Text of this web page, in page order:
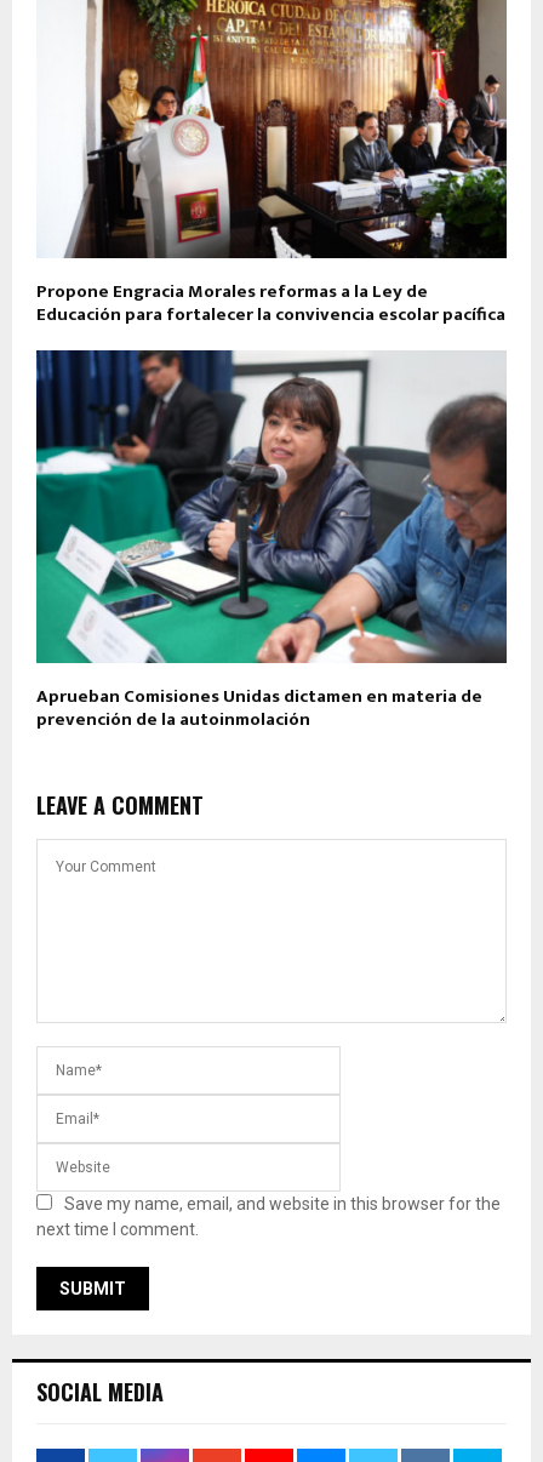
Propone Engracia Morales reformas a la Ley de
Educación para fortalecer la convivencia escolar pacífica
Aprueban Comisiones Unidas dictamen en materia de
prevención de la autoinmolación
LEAVE A COMMENT
Save my name, email, and website in this browser for the
next time I comment.
SOCIAL MEDIA